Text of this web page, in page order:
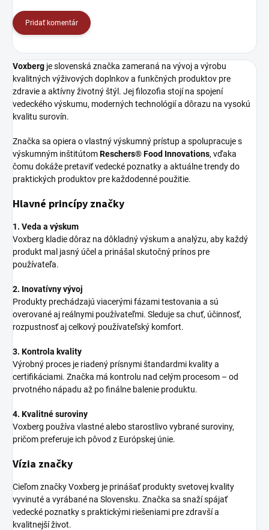
Pridať komentár
Voxberg je slovenská značka zameraná na vývoj a výrobu
kvalitných výživových doplnkov a funkčných produktov pre
zdravie a aktívny životný štýl. Jej filozofia stojí na spojení
vedeckého výskumu, moderných technológií a dôrazu na vysokú
kvalitu surovín.
Značka sa opiera o vlastný výskumný prístup a spolupracuje s
výskumným inštitútomReschers® Food Innovations, vďaka
čomu dokáže pretaviť vedecké poznatky a aktuálne trendy do
praktických produktov pre každodenné použitie.
Hlavné princípy značky
1. Veda a výskum
Voxberg kladie dôraz na dôkladný výskum a analýzu, aby každý
produkt mal jasný účel a prinášal skutočný prínos pre
používateľa.
2. Inovatívny vývoj
Produkty prechádzajú viacerými fázami testovania a sú
overované aj reálnymi používateľmi. Sleduje sa chuť, účinnosť,
rozpustnosť aj celkový používateľský komfort.
3. Kontrola kvality
Výrobný proces je riadený prísnymi štandardmi kvality a
certifikáciami. Značka má kontrolu nad celým procesom – od
prvotného nápadu až po finálne balenie produktu.
4. Kvalitné suroviny
Voxberg používa vlastné alebo starostlivo vybrané suroviny,
pričom preferuje ich pôvod z Európskej únie.
Vízia značky
Cieľom značky Voxberg je prinášať produkty svetovej kvality
vyvinuté a vyrábané na Slovensku. Značka sa snaží spájať
vedecké poznatky s praktickými riešeniami pre zdravší a
kvalitnejší život.